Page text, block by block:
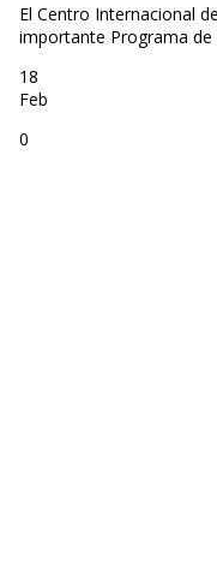
El Centro Internacional
importante Programa de
18
Feb
0